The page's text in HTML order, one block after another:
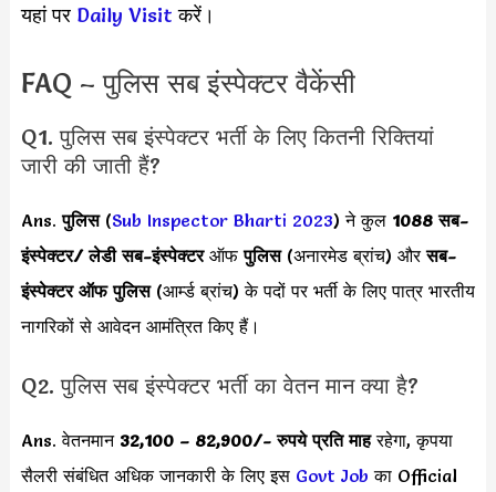
यहां पर Daily Visit करें।
FAQ – पुलिस सब इंस्पेक्टर वैकेंसी
Q1. पुलिस सब इंस्पेक्टर भर्ती के लिए कितनी रिक्तियां
जारी की जाती हैं?
Ans. पुलिस(Sub Inspector Bharti 2023) ने कुल 1088 सब-
इंस्पेक्टर/ लेडी सब-इंस्पेक्टरऑफपुलिस(अनारमेड ब्रांच) औरसब-
इंस्पेक्टर ऑफ पुलिस(आर्म्ड ब्रांच) के पदों पर भर्ती के लिए पात्र भारतीय
नागरिकों से आवेदन आमंत्रित किए हैं।
Q2. पुलिस सब इंस्पेक्टर भर्ती का वेतन मान क्या है?
Ans. वेतनमान 32,100 – 82,900/- रुपये प्रति माहरहेगा, कृपया
सैलरी संबंधित अधिक जानकारी के लिए इस Govt Job का Official